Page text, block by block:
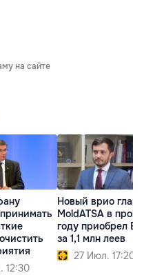
на сайте
12:30
Новый врио главы
MoldATSA в
году приобрел
за 1,1 млн леев
27 Июл. 17:20